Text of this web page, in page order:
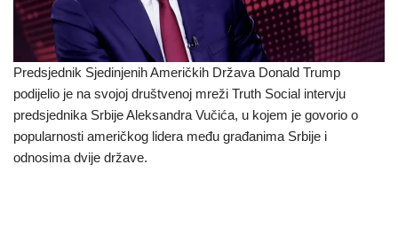
Predsjednik Sjedinjenih Američkih Država Donald Trump
podijelio je na svojoj društvenoj mreži Truth Social intervju
predsjednika Srbije Aleksandra Vučića, u kojem je govorio o
popularnosti američkog lidera među građanima Srbije i
odnosima dvije države.